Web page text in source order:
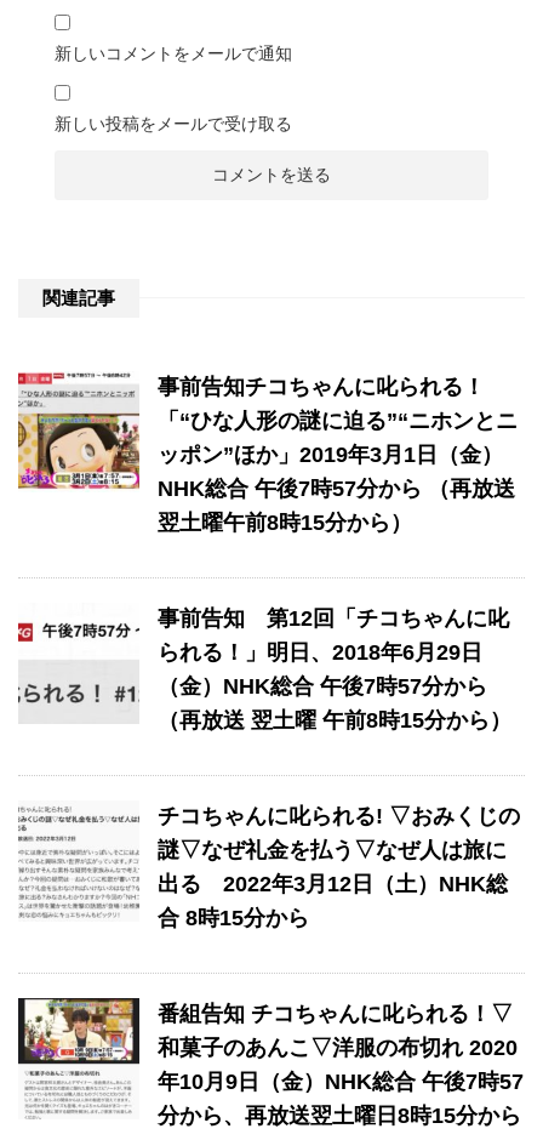
新しいコメントをメールで通知
新しい投稿をメールで受け取る
関連記事
事前告知チコちゃんに叱られる！
「“ひな人形の謎に迫る”“ニホンとニ
ッポン”ほか」2019年3月1日（金）
NHK総合 午後7時57分から （再放送
翌土曜午前8時15分から）
事前告知 ​第12回「チコちゃんに叱
られる！」​明日、2018年6月29日
（金）NHK総合 午後7時57分から
（再放送 翌土曜 午前8時15分から）
チコちゃんに叱られる! ▽おみくじの
謎▽なぜ礼金を払う▽なぜ人は旅に
出る 2022年3月12日（土）NHK総
合 8時15分から
番組告知 チコちゃんに叱られる！▽
和菓子のあんこ▽洋服の布切れ 2020
年10月9日（金）NHK総合 午後7時57
分から、再放送翌土曜日8時15分から